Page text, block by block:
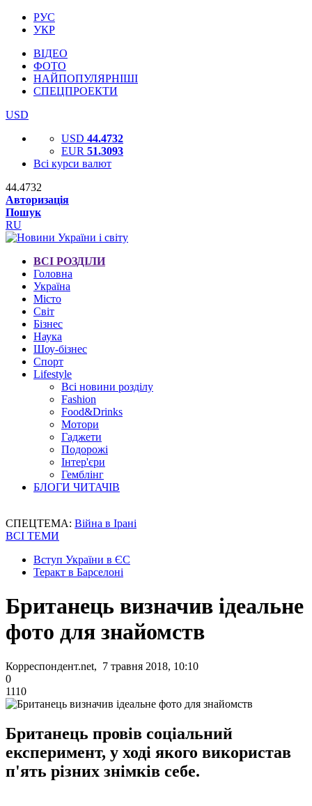
РУС
УКР
ВІДЕО
ФОТО
НАЙПОПУЛЯРНІШІ
СПЕЦПРОЕКТИ
USD
USD 44.4732
EUR 51.3093
Всі курси валют
44.4732
Авторизація
Пошук
RU
ВСІ РОЗДІЛИ
Головна
Україна
Місто
Світ
Бізнес
Наука
Шоу-бізнес
Спорт
Lifestyle
Всі новини розділу
Fashion
Food&Drinks
Мотори
Гаджети
Подорожі
Інтер'єри
Гемблінг
БЛОГИ ЧИТАЧІВ
СПЕЦТЕМА: Війна в Ірані
ВСІ ТЕМИ
Вступ України в ЄС
Теракт в Барселоні
Британець визначив ідеальне
фото для знайомств
Корреспондент.net, 7 травня 2018, 10:10
0
1110
Британець провів соціальний
експеримент, у ході якого використав
п'ять різних знімків себе.